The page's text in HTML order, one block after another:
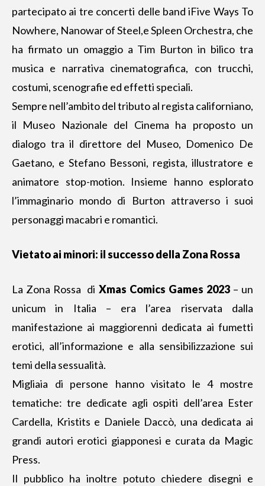
partecipato ai tre concerti delle band iFive Ways To
Nowhere, Nanowar of Steel,e Spleen Orchestra, che
ha firmato un omaggio a Tim Burton in bilico tra
musica e narrativa cinematografica, con trucchi,
costumi, scenografie ed effetti speciali.
Sempre nell’ambito del tributo al regista californiano,
il Museo Nazionale del Cinema ha proposto un
dialogo tra il direttore del Museo, Domenico De
Gaetano, e Stefano Bessoni, regista, illustratore e
animatore stop-motion. Insieme hanno esplorato
l’immaginario mondo di Burton attraverso i suoi
personaggi macabri e romantici.
Vietato ai minori: il successo della Zona Rossa
La Zona Rossa di Xmas Comics Games 2023– un
unicum in Italia – era l’area riservata dalla
manifestazione ai maggiorenni dedicata ai fumetti
erotici, all’informazione e alla sensibilizzazione sui
temi della sessualità.
Migliaia di persone hanno visitato le 4 mostre
tematiche: tre dedicate agli ospiti dell’area Ester
Cardella, Kristits e Daniele Daccò, una dedicata ai
grandi autori erotici giapponesi e curata da Magic
Press.
Il pubblico ha inoltre potuto chiedere disegni e